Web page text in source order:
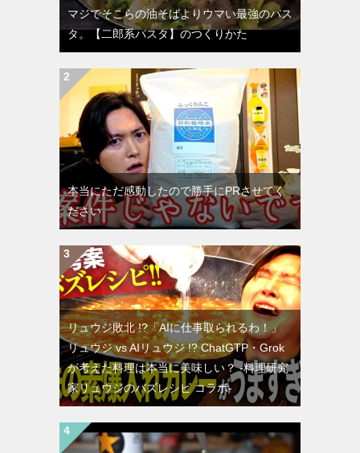
マジでそこらの油そばよりウマい最強のパス
タ。【二郎系パスタ】のつくりかた
本当にただ感動したので勝手にPRさせてく
ださい
リュウジ敗北 !?「AIに仕事取られるわ！」
リュウジ vs AIリュウジ !? ChatGTP・Grok
が考えた料理は本当に美味しい？ -料理研究
家リュウジのバズレシピ コラボ-